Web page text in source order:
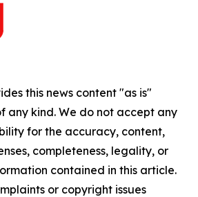
this news content "as is"
any kind. We do not accept any
for the accuracy, content,
completeness, legality, or
contained in this article.
or copyright issues